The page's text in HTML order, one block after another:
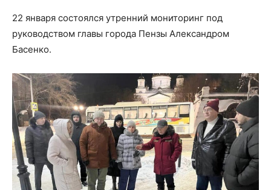
22 января состоялся утренний мониторинг под
руководством главы города Пензы Александром
Басенко.